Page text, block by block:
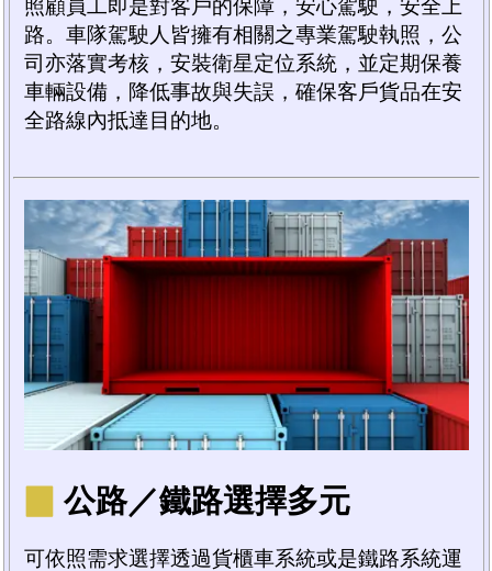
照顧員工即是對客戶的保障，安心駕駛，安全上
路。車隊駕駛人皆擁有相關之專業駕駛執照，公
司亦落實考核，安裝衛星定位系統，並定期保養
車輛設備，降低事故與失誤，確保客戶貨品在安
全路線內抵達目的地。
公路／鐵路選擇多元
可依照需求選擇透過貨櫃車系統或是鐵路系統運